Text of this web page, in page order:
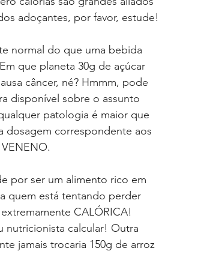
adoçantes, por favor, estude!
que planeta 30g de açúcar
câncer, né? Hmmm, pode
disponível sobre o assunto
patologia é maior que
dosagem correspondente aos
quem está tentando perder
CALÓRICA!
nutricionista calcular! Outra
jamais trocaria 150g de arroz